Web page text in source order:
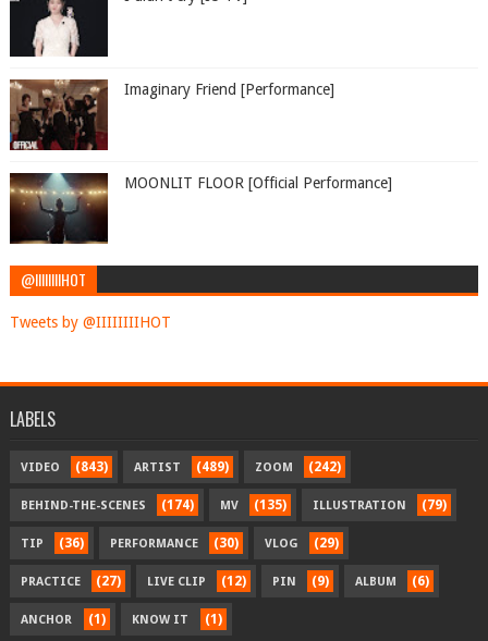
Imaginary Friend [Performance]
MOONLIT FLOOR [Official Performance]
@IIIIIIIIHOT
Tweets by @IIIIIIIIHOT
LABELS
VIDEO (843) ARTIST (489) ZOOM (242)
BEHIND-THE-SCENES (174) MV (135) ILLUSTRATION (79)
TIP (36) PERFORMANCE (30) VLOG (29)
PRACTICE (27) LIVE CLIP (12) PIN (9) ALBUM (6)
ANCHOR (1) KNOW IT (1)